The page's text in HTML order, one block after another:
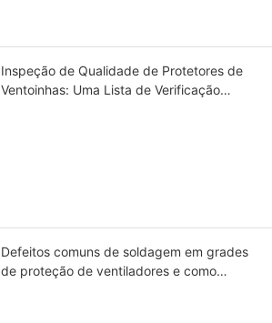
Inspeção de Qualidade de Protetores de
Ventoinhas: Uma Lista de Verificação
Defeitos comuns de soldagem em grades
de proteção de ventiladores e como